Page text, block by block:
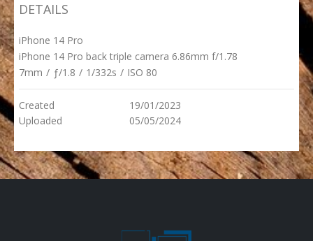
DETAILS
iPhone 14 Pro
iPhone 14 Pro back triple camera 6.86mm f/1.78
7mm / ƒ/1.8 / 1/332s / ISO 80
Created
19/01/2023
Uploaded
05/05/2024